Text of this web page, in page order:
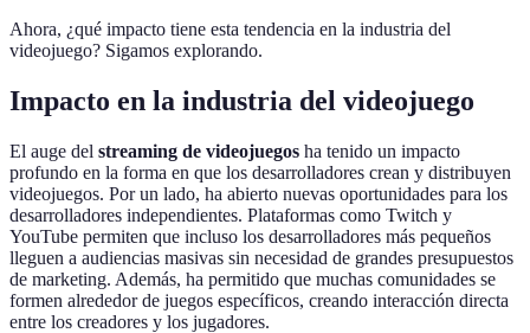
Ahora, ¿qué impacto tiene esta tendencia en la industria del
videojuego? Sigamos explorando.
Impacto en la industria del videojuego
El auge del streaming de videojuegos ha tenido un impacto
profundo en la forma en que los desarrolladores crean y distribuyen
videojuegos. Por un lado, ha abierto nuevas oportunidades para los
desarrolladores independientes. Plataformas como Twitch y
YouTube permiten que incluso los desarrolladores más pequeños
lleguen a audiencias masivas sin necesidad de grandes presupuestos
de marketing. Además, ha permitido que muchas comunidades se
formen alrededor de juegos específicos, creando interacción directa
entre los creadores y los jugadores.